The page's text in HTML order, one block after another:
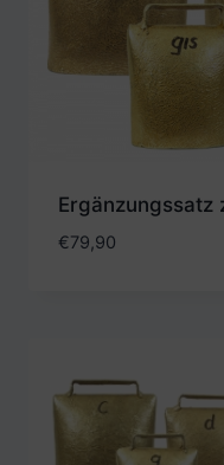
Ergänzungssatz
€79,90